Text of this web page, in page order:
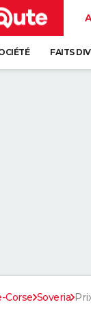
FAITS
Corse Soveria